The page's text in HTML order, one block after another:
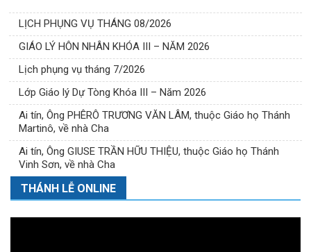
LỊCH PHỤNG VỤ THÁNG 08/2026
GIÁO LÝ HÔN NHÂN KHÓA III – NĂM 2026
Lịch phụng vụ tháng 7/2026
Lớp Giáo lý Dự Tòng Khóa III – Năm 2026
Ai tín, Ông PHÊRÔ TRƯƠNG VĂN LÂM, thuộc Giáo họ Thánh
Martinô, về nhà Cha
Ai tín, Ông GIUSE TRẦN HỮU THIỆU, thuộc Giáo họ Thánh
Vinh Sơn, về nhà Cha
THÁNH LỄ ONLINE